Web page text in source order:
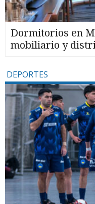
Dormitorios en
mobiliario y
DEPORTES